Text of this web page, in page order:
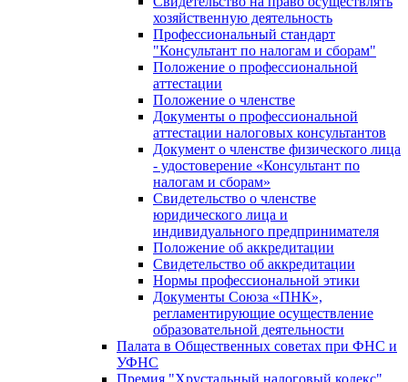
хозяйственную деятельность
Профессиональный стандарт
"Консультант по налогам и сборам"
Положение о профессиональной
аттестации
Положение о членстве
Документы о профессиональной
аттестации налоговых консультантов
Документ о членстве физического лица
- удостоверение «Консультант по
налогам и сборам»
Свидетельство о членстве
юридического лица и
индивидуального предпринимателя
Положение об аккредитации
Свидетельство об аккредитации
Нормы профессиональной этики
Документы Союза «ПНК»,
регламентирующие осуществление
образовательной деятельности
Палата в Общественных советах при ФНС и
УФНС
Премия "Хрустальный налоговый кодекс"